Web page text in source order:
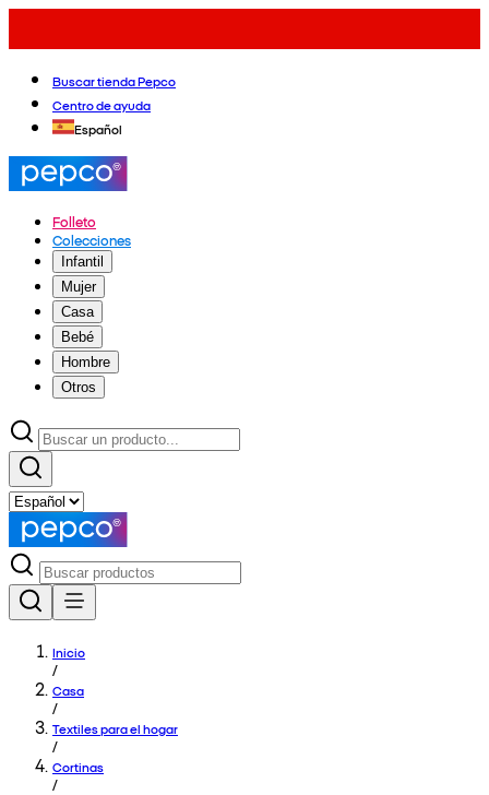
Buscar tienda Pepco
Centro de ayuda
Español
Folleto
Colecciones
Infantil
Mujer
Casa
Bebé
Hombre
Otros
Inicio
/
Casa
/
Textiles para el hogar
/
Cortinas
/